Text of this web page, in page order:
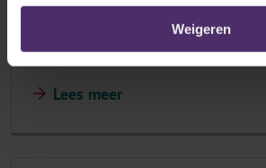
Weigeren
Fonds voor bestaanszekerheid
Lees meer